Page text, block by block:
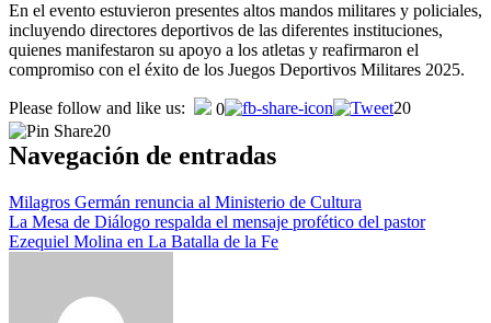
En el evento estuvieron presentes altos mandos militares y policiales,
incluyendo directores deportivos de las diferentes instituciones,
quienes manifestaron su apoyo a los atletas y reafirmaron el
compromiso con el éxito de los Juegos Deportivos Militares 2025.
Please follow and like us: 0
20
20
Navegación de entradas
Milagros Germán renuncia al Ministerio de Cultura
La Mesa de Diálogo respalda el mensaje profético del pastor
Ezequiel Molina en La Batalla de la Fe